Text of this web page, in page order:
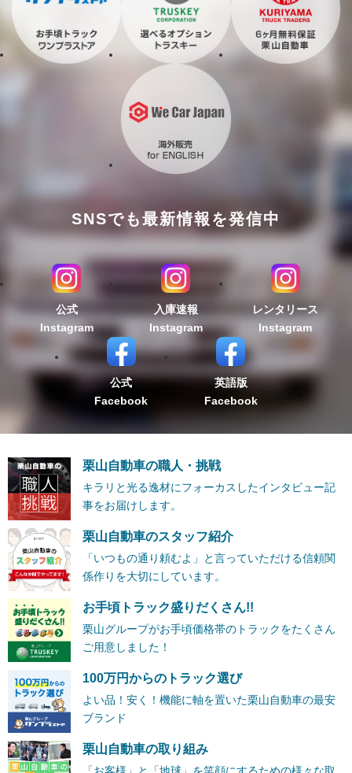
SNSでも最新情報を発信中
公式
Instagram
入庫速報
Instagram
レンタリース
Instagram
公式
Facebook
英語版
Facebook
栗山自動車の職人・挑戦
キラリと光る逸材にフォーカスしたインタビュー記
事をお届けします。
栗山自動車のスタッフ紹介
「いつもの通り頼むよ」と言っていただける信頼関
係作りを大切にしています。
お手頃トラック盛りだくさん!!
栗山グループがお手頃価格帯のトラックをたくさん
ご用意しました！
100万円からのトラック選び
よい品！安く！機能に軸を置いた栗山自動車の最安
ブランド
栗山自動車の取り組み
「お客様」と「地球」を笑顔にするための様々な取